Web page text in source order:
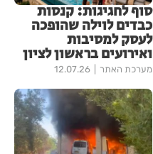
סוף לחגיגות: קנסות
כבדים לוילה שהופכה
לעסק למסיבות
ואירועים בראשון לציון
מערכת האתר 12.07.26